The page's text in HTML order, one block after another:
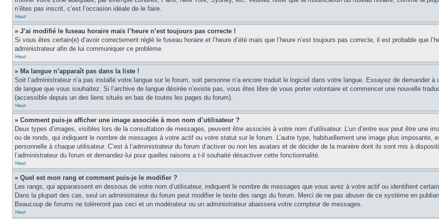
n’êtes pas inscrit, c’est l’occasion idéale de le faire.
Haut
» J’ai modifié le fuseau horaire mais l’heure n’est toujours pas correcte !
Si vous êtes certain(e) d’avoir correctement réglé le fuseau horaire et l’heure d’été mais que l’heure n’est toujours pas correcte, il est probable que
administrateur afin de lui communiquer ce problème.
Haut
» Ma langue n’apparaît pas dans la liste !
Soit l’administrateur n’a pas installé votre langue sur le forum, soit personne n’a encore traduit le logiciel dans votre langue. Essayez de demander
de langue que vous souhaitez. Si l’archive de langue désirée n’existe pas, vous êtes libre de vous porter volontaire et commencer une nouvelle
(accessible depuis un des liens situés en bas de toutes les pages du forum).
Haut
» Comment puis-je afficher une image associée à mon nom d’utilisateur ?
Deux types d’images, visibles lors de la consultation de messages, peuvent être associés à votre nom d’utilisateur. L’un d’entre eux peut être une
ou de ronds, qui indiquent le nombre de messages à votre actif ou votre statut sur le forum. L’autre type, habituellement une image plus imposante,
personnelle à chaque utilisateur. C’est à l’administrateur du forum d’activer ou non les avatars et de décider de la manière dont ils sont mis à
l’administrateur du forum et demandez-lui pour quelles raisons a t-il souhaité désactiver cette fonctionnalité.
Haut
» Quel est mon rang et comment puis-je le modifier ?
Les rangs, qui apparaissent en dessous de votre nom d’utilisateur, indiquent le nombre de messages que vous avez à votre actif ou identifient
Dans la plupart des cas, seul un administrateur du forum peut modifier le texte des rangs du forum. Merci de ne pas abuser de ce système en
Beaucoup de forums ne toléreront pas ceci et un modérateur ou un administrateur abaissera votre compteur de messages.
Haut